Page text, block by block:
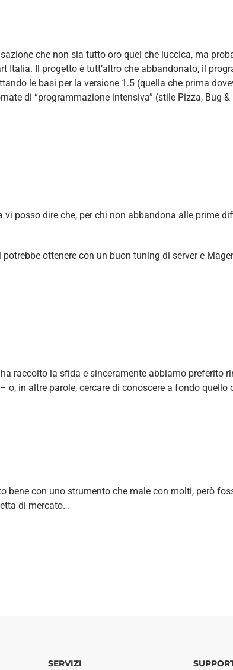
che non sia tutto oro quel che luccica, ma
Italia. Il progetto è tutt’altro che abbandonato, il
le basi per la versione 1.5 (quella che prima
di “programmazione intensiva” (stile Pizza, Bug
vi posso dire che, per chi non abbandona alle prime
ottenere con un buon tuning di server e
raccolto la sfida e sinceramente abbiamo preferito
o, in altre parole, cercare di conoscere a fondo quello
con uno strumento che male con molti, però
di mercato…
SERVIZI